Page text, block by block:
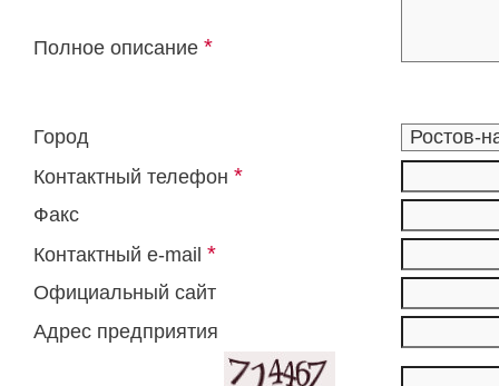
Полное описание *
Город
Контактный телефон *
Факс
Контактный e-mail *
Официальный сайт
Адрес предприятия